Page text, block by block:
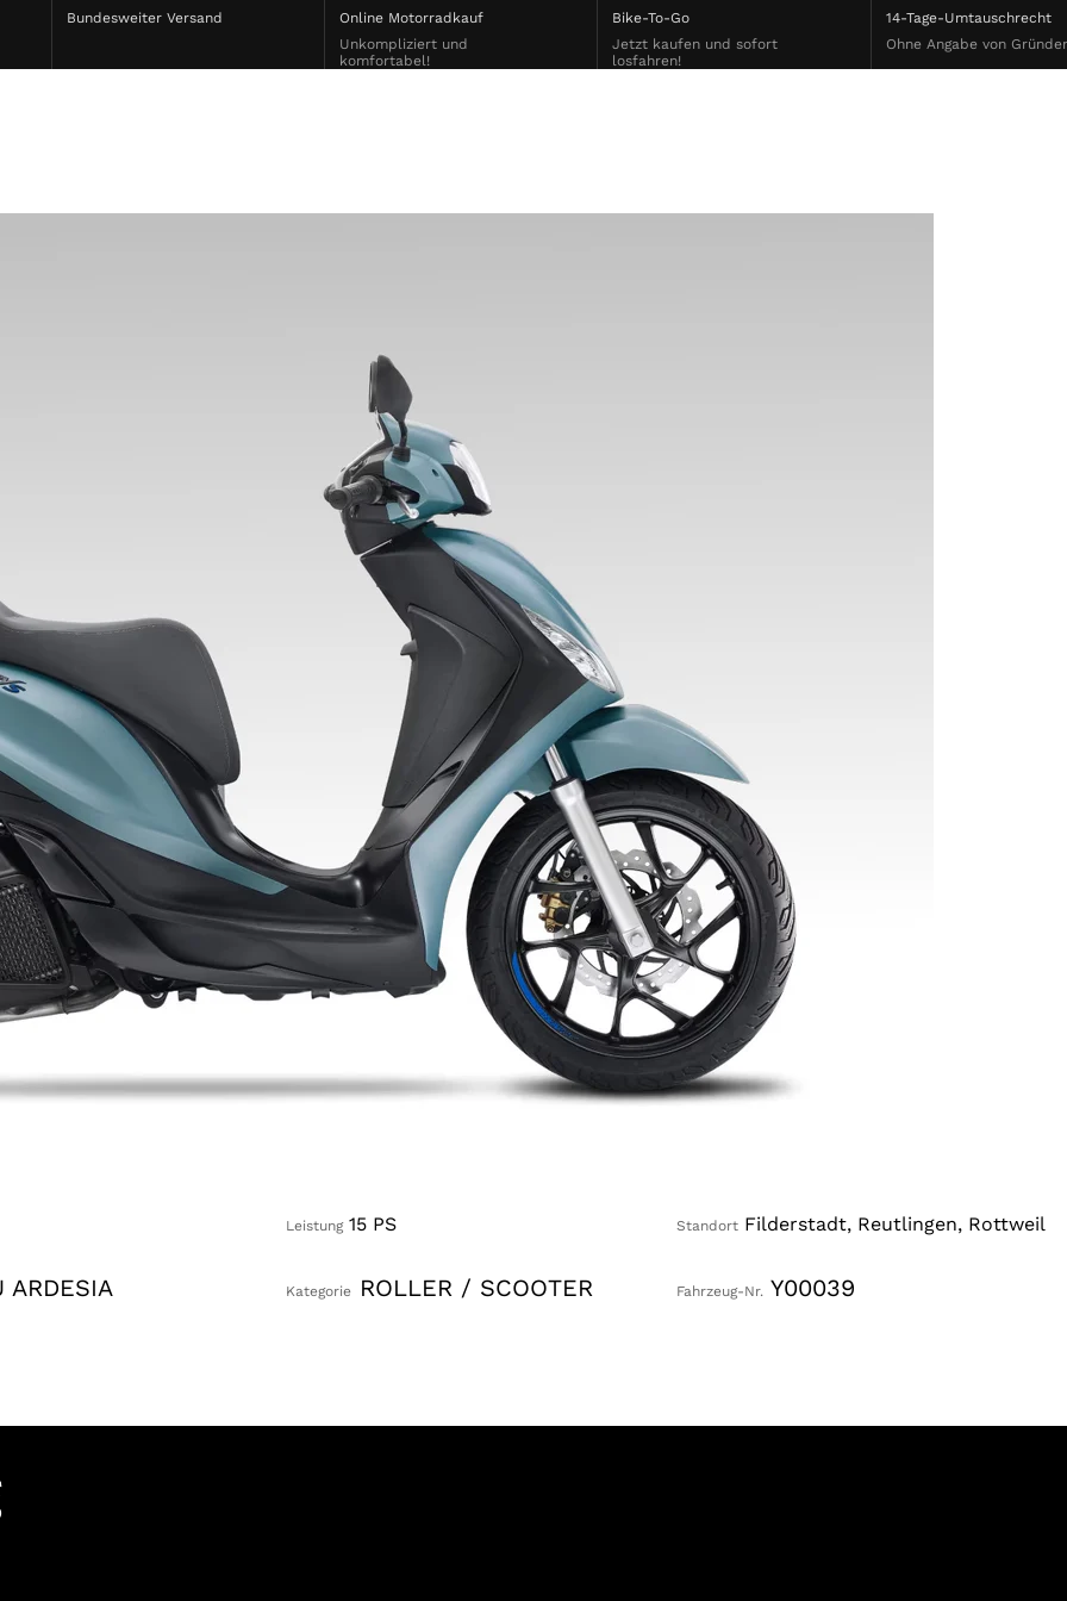
Bundesweiter Versand
Online Motorradkauf
Unkompliziert und
komfortabel!
Bike-To-Go
Jetzt kaufen und sofort
losfahren!
14-Tage-Umtauschrecht
Ohne Angabe von
Leistung 15 PS Standort Filderstadt, Reutlingen, Rottweil
ARDESIA Kategorie ROLLER / SCOOTER Fahrzeug-Nr. Y00039